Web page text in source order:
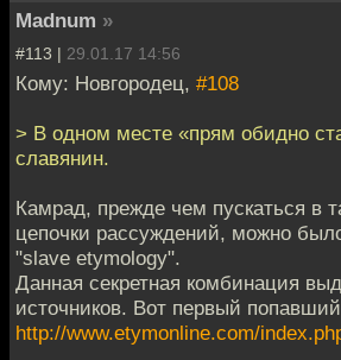
Madnum »
#113 | 29.01.17 14:56
Кому: Новгородец, #108
> В одном месте «прям обидно
славянин.
Камрад, прежде чем пускаться в
цепочки рассуждений, можно
"slave etymology".
Данная секретная комбинация
источников. Вот первый
http://www.etymonline.com/